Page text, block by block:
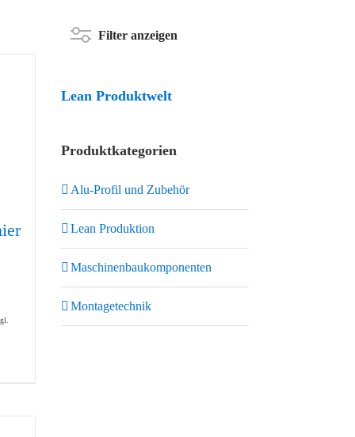
Filter anzeigen
Lean Produktwelt
Produktkategorien
Alu-Profil und Zubehör
Lean Produktion
Maschinenbaukomponenten
Montagetechnik